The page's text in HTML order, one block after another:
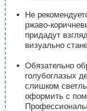
Не
ржаво-
придадут
визуально
Обязательно
голубоглазых
слишком
оформить с